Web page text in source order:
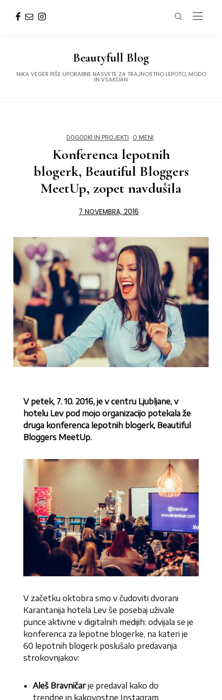
Beautyfull Blog
NIKA VEGER PIŠE UPORABNE NASVETE ZA TRAJNOSTNO LEPOTO, MODO
IN VSAKDAN
DOGODKI IN PROJEKTI O MENI
Konferenca lepotnih
blogerk, Beautiful Bloggers
MeetUp, zopet navdušila
7 NOVEMBRA, 2016
V petek, 7. 10. 2016, je v centru Ljubljane, v
hotelu Lev pod mojo organizacijo potekala že
druga konferenca lepotnih blogerk, Beautiful
Bloggers MeetUp.
V začetku oktobra smo v čudoviti dvorani
Karantanija hotela Lev še posebaj uživale
punce aktivne v digitalnih medijih: odvijala se je
konferenca za lepotne blogerke, na kateri je
60 lepotnih blogerk poslušalo predavanja
strokovnjakov:
Aleš Bravničarje predaval kako do
trendne in kakovostne Instagram